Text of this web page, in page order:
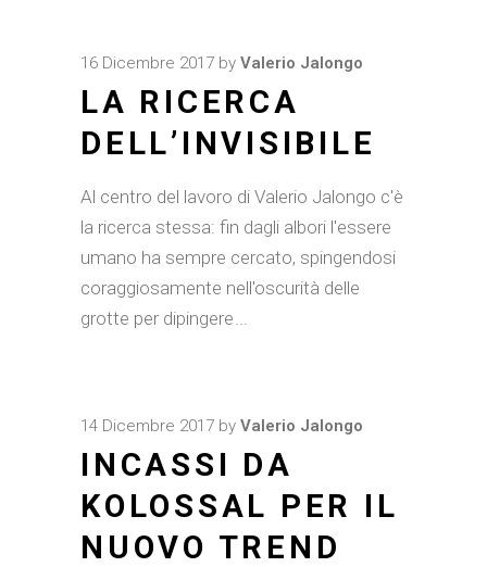
16 Dicembre 2017 by Valerio Jalongo
LA RICERCA
DELL’INVISIBILE
Al centro del lavoro di Valerio Jalongo c'è
la ricerca stessa: fin dagli albori l'essere
umano ha sempre cercato, spingendosi
coraggiosamente nell'oscurità delle
grotte per dipingere
14 Dicembre 2017 by Valerio Jalongo
INCASSI DA
KOLOSSAL PER IL
NUOVO TREND